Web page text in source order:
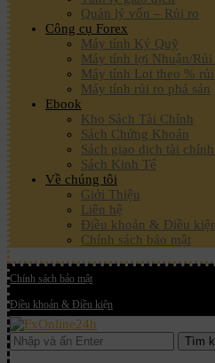
Quản lý vốn – Rủi ro
Công cụ Forex
Máy tính Ký Quỹ
Máy tính lợi Nhuận/Rủi
Máy tính Lot theo %
Máy tính rủi ro phá sản
Ebook
Kho Sách Tài Chính
Sách Chứng Khoán
Sách giao dịch tài
Sách Kinh Tế
Về chúng tôi
Giới Thiệu
Liên hệ
Điều khoản & Điều
Chính sách bảo mật
Chính sách bảo mật
Điều khoản & Điều kiện
Tìm